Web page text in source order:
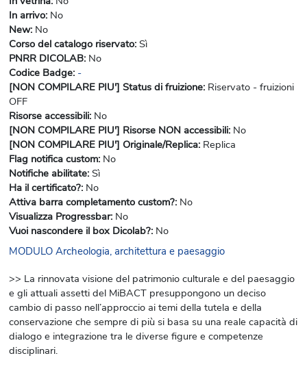
In arrivo: No
New: No
Corso del catalogo riservato: Sì
PNRR DICOLAB: No
Codice Badge: -
[NON COMPILARE PIU'] Status di fruizione: Riservato - fruizioni
OFF
Risorse accessibili: No
[NON COMPILARE PIU'] Risorse NON accessibili: No
[NON COMPILARE PIU'] Originale/Replica: Replica
Flag notifica custom: No
Notifiche abilitate: Sì
Ha il certificato?: No
Attiva barra completamento custom?: No
Visualizza Progressbar: No
Vuoi nascondere il box Dicolab?: No
MODULO Archeologia, architettura e paesaggio
>> La rinnovata visione del patrimonio culturale e del paesaggio
e gli attuali assetti del MiBACT presuppongono un deciso
cambio di passo nell’approccio ai temi della tutela e della
conservazione che sempre di più si basa su una reale capacità di
dialogo e integrazione tra le diverse figure e competenze
disciplinari.